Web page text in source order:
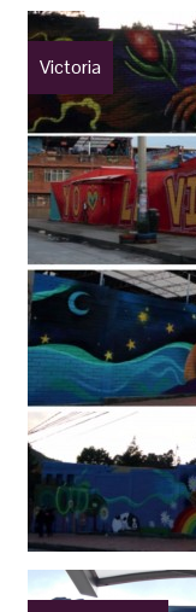
Victoria